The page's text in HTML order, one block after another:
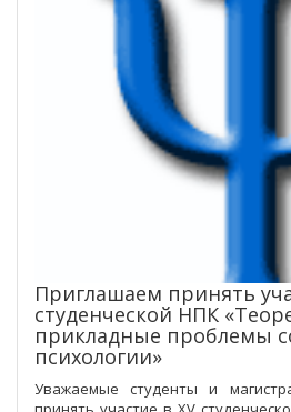
Приглашаем принять
студенческой НПК
прикладные проблемы
психологии»
Уважаемые студенты и